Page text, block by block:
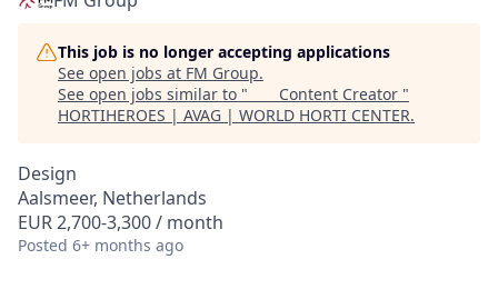
This job is no longer accepting applications
See open jobs at FM Group.
See open jobs similar to " Content Creator "
HORTIHEROES | AVAG | WORLD HORTI CENTER.
Design
Aalsmeer, Netherlands
EUR 2,700-3,300 / month
Posted 6+ months ago